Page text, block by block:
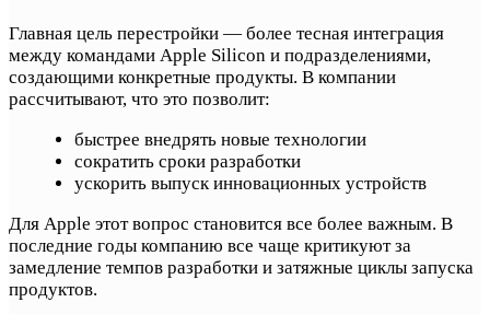
Главная цель перестройки — более тесная интеграция
между командами Apple Silicon и подразделениями,
создающими конкретные продукты. В компании
рассчитывают, что это позволит:
быстрее внедрять новые технологии
сократить сроки разработки
ускорить выпуск инновационных устройств
Для Apple этот вопрос становится все более важным. В
последние годы компанию все чаще критикуют за
замедление темпов разработки и затяжные циклы запуска
продуктов.